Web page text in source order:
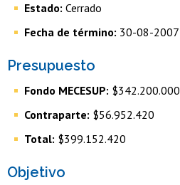
Estado: Cerrado
Fecha de término: 30-08-2007
Presupuesto
Fondo MECESUP: $342.200.000
Contraparte: $56.952.420
Total: $399.152.420
Objetivo